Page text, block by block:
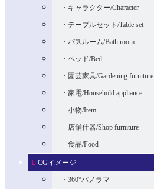
キャラクター/Character
テーブルセット/Table set
バスルーム/Bath room
ベッド/Bed
園芸家具/Gardening furniture
家電/Household appliance
小物/Item
店舗什器/Shop furniture
食品/Food
CGイメージ
360°パノラマ